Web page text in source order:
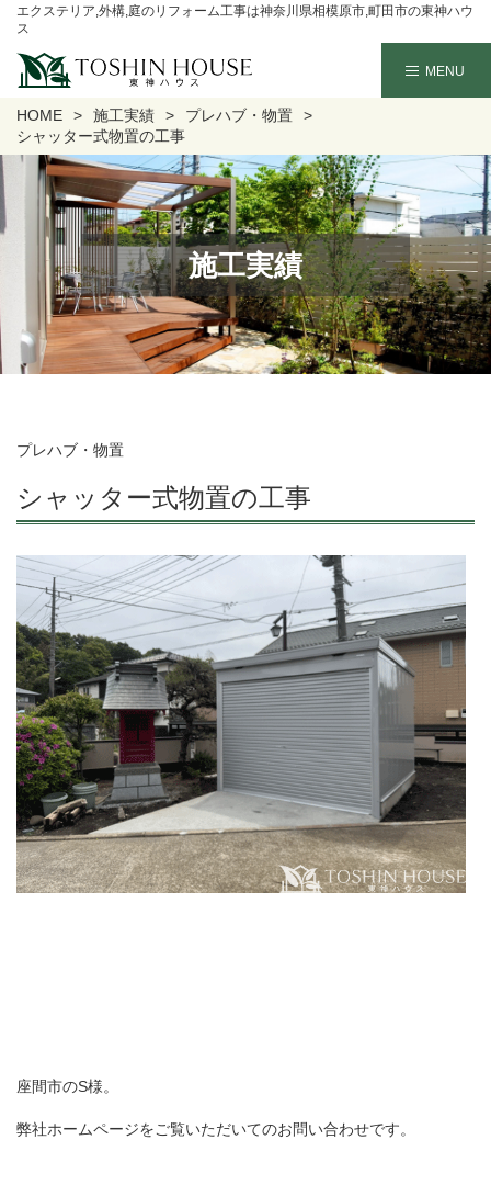
エクステリア,外構,庭のリフォーム工事は神奈川県相模原市,町田市の東神ハウ
ス
HOME 施工実績
プレハブ・物置
シャッター式物置の工事
施工実績
プレハブ・物置
シャッター式物置の工事
座間市のS様。
弊社ホームページをご覧いただいてのお問い合わせです。